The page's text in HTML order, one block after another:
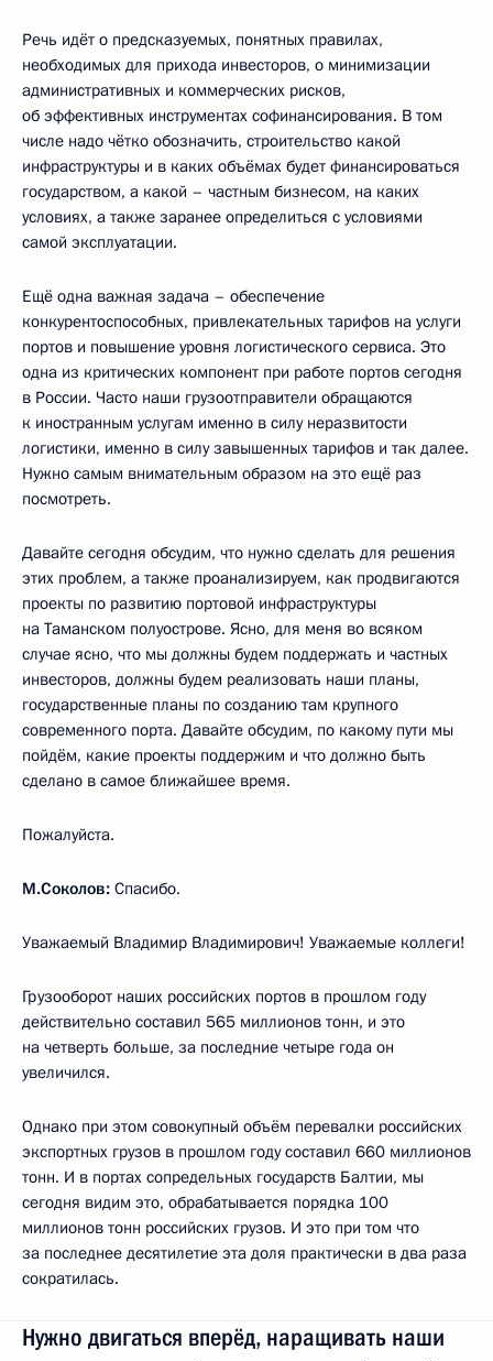
Речь идёт о предсказуемых, понятных правилах,
необходимых для прихода инвесторов, о минимизации
административных и коммерческих рисков,
об эффективных инструментах софинансирования. В том
числе надо чётко обозначить, строительство какой
инфраструктуры и в каких объёмах будет финансироваться
государством, а какой – частным бизнесом, на каких
условиях, а также заранее определиться с условиями
самой эксплуатации.
Ещё одна важная задача – обеспечение
конкурентоспособных, привлекательных тарифов на услуги
портов и повышение уровня логистического сервиса. Это
одна из критических компонент при работе портов сегодня
в России. Часто наши грузоотправители обращаются
к иностранным услугам именно в силу неразвитости
логистики, именно в силу завышенных тарифов и так далее.
Нужно самым внимательным образом на это ещё раз
посмотреть.
Давайте сегодня обсудим, что нужно сделать для решения
этих проблем, а также проанализируем, как продвигаются
проекты по развитию портовой инфраструктуры
на Таманском полуострове. Ясно, для меня во всяком
случае ясно, что мы должны будем поддержать и частных
инвесторов, должны будем реализовать наши планы,
государственные планы по созданию там крупного
современного порта. Давайте обсудим, по какому пути мы
пойдём, какие проекты поддержим и что должно быть
сделано в самое ближайшее время.
Пожалуйста.
М.Соколов: Спасибо.
Уважаемый Владимир Владимирович! Уважаемые коллеги!
Грузооборот наших российских портов в прошлом году
действительно составил 565 миллионов тонн, и это
на четверть больше, за последние четыре года он
увеличился.
Однако при этом совокупный объём перевалки российских
экспортных грузов в прошлом году составил 660 миллионов
тонн. И в портах сопредельных государств Балтии, мы
сегодня видим это, обрабатывается порядка 100
миллионов тонн российских грузов. И это при том что
за последнее десятилетие эта доля практически в два раза
сократилась.
Нужно двигаться вперёд, наращивать наши